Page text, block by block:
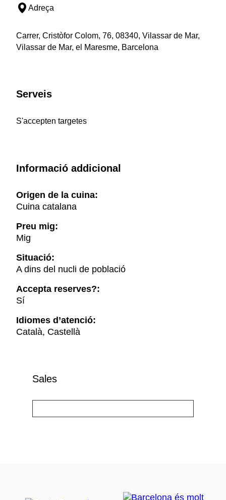
Adreça
Carrer, Cristòfor Colom, 76, 08340, Vilassar de Mar,
Vilassar de Mar, el Maresme, Barcelona
Serveis
S'accepten targetes
Informació addicional
Origen de la cuina:
Cuina catalana
Preu mig:
Mig
Situació:
A dins del nucli de població
Accepta reserves?:
Sí
Idiomes d’atenció:
Català, Castellà
Sales